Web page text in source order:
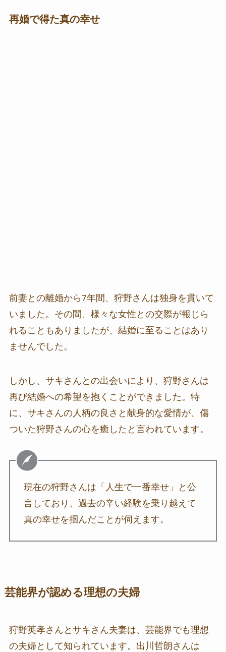
再婚で得た真の幸せ
前妻との離婚から7年間、狩野さんは独身を貫いて
いました。その間、様々な女性との交際が報じら
れることもありましたが、結婚に至ることはあり
ませんでした。
しかし、サキさんとの出会いにより、狩野さんは
再び結婚への希望を抱くことができました。特
に、サキさんの人柄の良さと献身的な愛情が、傷
ついた狩野さんの心を癒したと言われています。
現在の狩野さんは「人生で一番幸せ」と公
言しており、過去の辛い経験を乗り越えて
真の幸せを掴んだことが伺えます。
芸能界が認める理想の夫婦
狩野英孝さんとサキさん夫妻は、芸能界でも理想
の夫婦として知られています。出川哲朗さんは